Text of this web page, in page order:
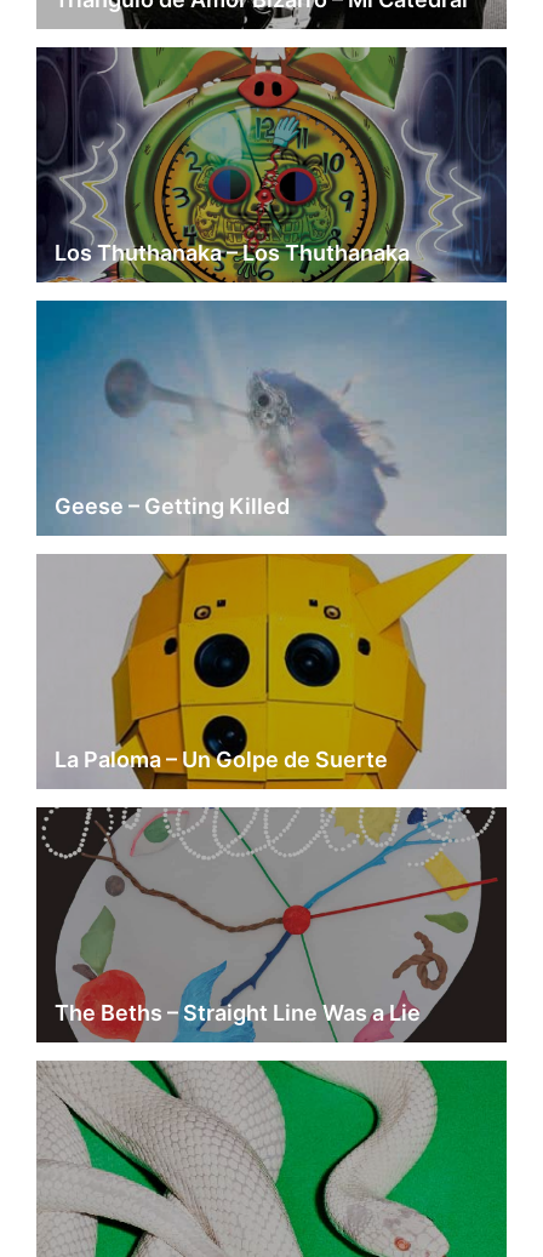
Los Thuthanaka – Los Thuthanaka
Geese – Getting Killed
La Paloma – Un Golpe de Suerte
The Beths – Straight Line Was a Lie